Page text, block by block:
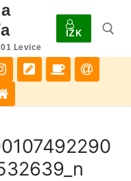
Levice
IŽK